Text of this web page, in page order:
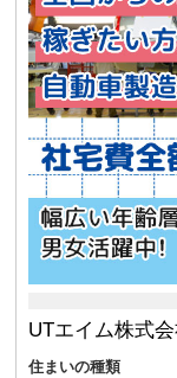
UTエイム株式
住まいの種類